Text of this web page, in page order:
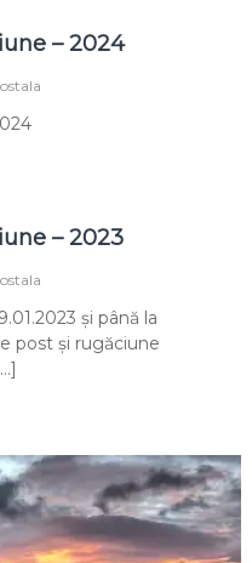
– 2024
– 2023
și până la
post și rugăciune